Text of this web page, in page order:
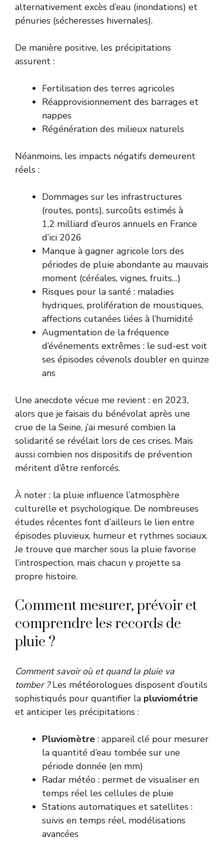
alternativement excès d’eau (inondations) et
pénuries (sécheresses hivernales).
De manière positive, les précipitations
assurent :
Fertilisation des terres agricoles
Réapprovisionnement des barrages et
nappes
Régénération des milieux naturels
Néanmoins, les impacts négatifs demeurent
réels :
Dommages sur les infrastructures
(routes, ponts), surcoûts estimés à
1,2 milliard d’euros annuels en France
d’ici 2026
Manque à gagner agricole lors des
périodes de pluie abondante au mauvais
moment (céréales, vignes, fruits…)
Risques pour la santé : maladies
hydriques, prolifération de moustiques,
affections cutanées liées à l’humidité
Augmentation de la fréquence
d’événements extrêmes : le sud-est voit
ses épisodes cévenols doubler en quinze
ans
Une anecdote vécue me revient : en 2023,
alors que je faisais du bénévolat après une
crue de la Seine, j’ai mesuré combien la
solidarité se révélait lors de ces crises. Mais
aussi combien nos dispositifs de prévention
méritent d’être renforcés.
À noter : la pluie influence l’atmosphère
culturelle et psychologique. De nombreuses
études récentes font d’ailleurs le lien entre
épisodes pluvieux, humeur et rythmes sociaux.
Je trouve que marcher sous la pluie favorise
l’introspection, mais chacun y projette sa
propre histoire.
Comment mesurer, prévoir et
comprendre les records de
pluie ?
Comment savoir où et quand la pluie va
tomber ?Les météorologues disposent d’outils
sophistiqués pour quantifier la pluviométrie
et anticiper les précipitations :
Pluviomètre : appareil clé pour mesurer
la quantité d’eau tombée sur une
période donnée (en mm)
Radar météo : permet de visualiser en
temps réel les cellules de pluie
Stations automatiques et satellites :
suivis en temps réel, modélisations
avancées